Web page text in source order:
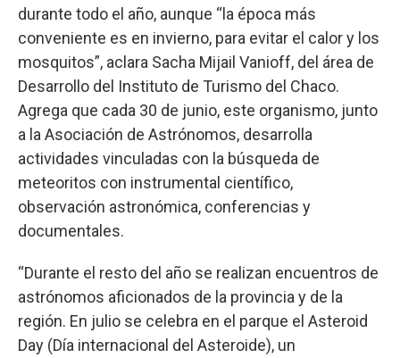
durante todo el año, aunque “la época más
conveniente es en invierno, para evitar el calor y los
mosquitos”, aclara Sacha Mijail Vanioff, del área de
Desarrollo del Instituto de Turismo del Chaco.
Agrega que cada 30 de junio, este organismo, junto
a la Asociación de Astrónomos, desarrolla
actividades vinculadas con la búsqueda de
meteoritos con instrumental científico,
observación astronómica, conferencias y
documentales.
“Durante el resto del año se realizan encuentros de
astrónomos aficionados de la provincia y de la
región. En julio se celebra en el parque el Asteroid
Day (Día internacional del Asteroide), un